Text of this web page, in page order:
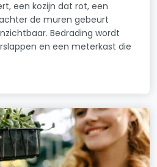
een kozijn dat rot, een
de muren gebeurt
Bedrading wordt
en een meterkast die